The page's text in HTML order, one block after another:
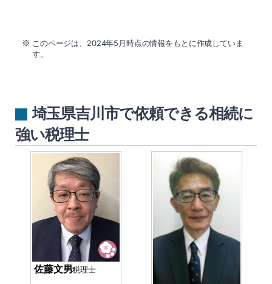
このページは、2024年5月時点の情報をもとに作成していま
す。
埼玉県吉川市で依頼できる相続に
強い税理士
佐藤文男税理士